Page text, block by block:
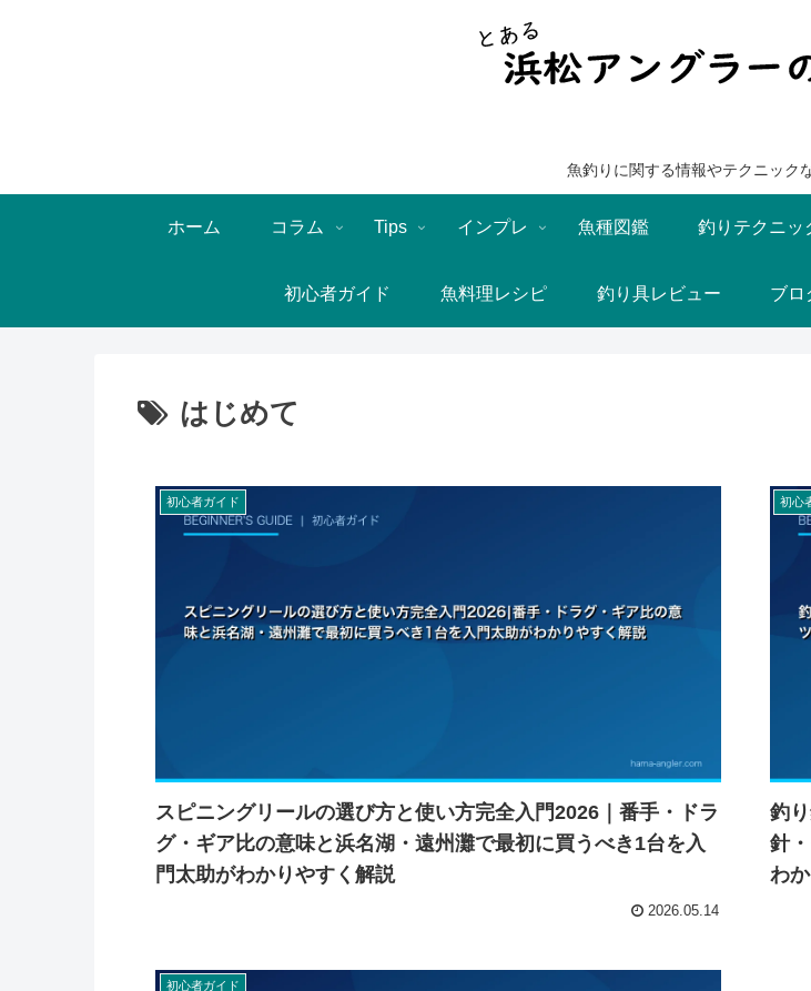
魚釣りに関する情報やテクニック
ホーム コラム Tips インプレ 魚種図鑑 釣りテクニッ
初心者ガイド 魚料理レシピ 釣り具レビュー ブロ
はじめて
初心者ガイド
スピニングリールの選び方と使い方完全入門2026｜番手・ドラ
グ・ギア比の意味と浜名湖・遠州灘で最初に買うべき1台を入
門太助がわかりやすく解説
2026.05.14
初心
釣
針
わ
初心者ガイド